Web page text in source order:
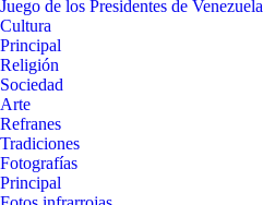
Juego de los Presidentes de Venezuela
Cultura
Principal
Religión
Sociedad
Arte
Refranes
Tradiciones
Fotografías
Principal